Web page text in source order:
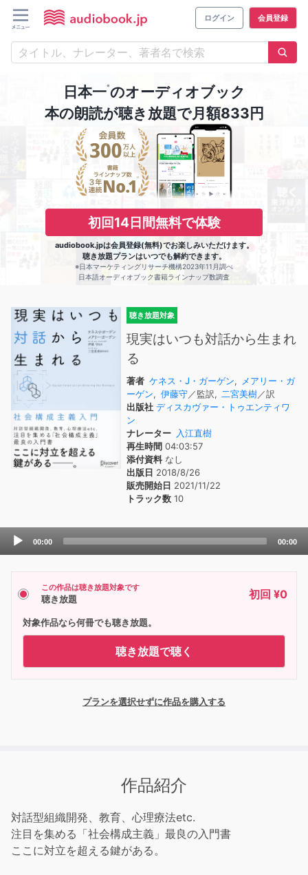
ログイン 会員登録
日本一※のオーディオブック
本の朗読が聴き放題で月額833円
初回14日間無料で体験
audiobook.jpは会員登録(無料)でお楽しみいただけます。
聴き放題プランはいつでも解約できます。
※日本マーケティングリサーチ機構2023年11月調べ
日本語オーディオブック書籍ラインナップ数調査
聴き放題対象
現実はいつも対話から生まれ
る
著者 ケネス・J・ガーゲン,
メアリー・ガ
ーゲン, 伊藤守／監訳, 二宮美樹／訳
出版社 ディスカヴァー・トゥエンティワ
ン
ナレーター
入江直樹
再生時間 04:03:57
添付資料なし
出版日 2018/8/26
販売開始日 2021/11/22
トラック数 10
Audio
00:00 00:00
この作品は聴き放題対象です
聴き放題 初回 ¥0
対象作品なら何冊でも聴き放題。
聴き放題で聴く
プランを選択せずに作品を購入する
作品紹介
対話型組織開発、教育、心理療法etc.
注目を集める「社会構成主義」最良の入門書
ここに対立を超える鍵がある。